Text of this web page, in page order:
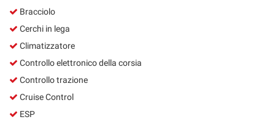
Bracciolo
Cerchi in lega
Climatizzatore
Controllo elettronico della corsia
Controllo trazione
Cruise Control
ESP